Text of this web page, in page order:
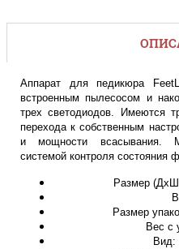
Аппарат для педикюра
встроенным пылесосом и
трех светодиодов. Имеются
перехода к собственным
и мощности всасывания.
системой контроля состояния
Размер
Размер
Вес с
Вид: